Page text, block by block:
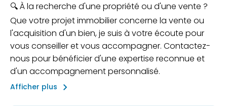
🔍 À la recherche d'une propriété ou d'une vente ?
Que votre projet immobilier concerne la vente ou
l'acquisition d'un bien, je suis à votre écoute pour
vous conseiller et vous accompagner. Contactez-
nous pour bénéficier d'une expertise reconnue et
d'un accompagnement personnalisé.
Afficher plus keyboard_arrow_right